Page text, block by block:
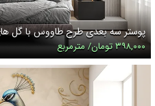
پوستر سه بعدی طرح طاووس با گل
۳۹۸,۰۰۰ تومان/ مترمربع